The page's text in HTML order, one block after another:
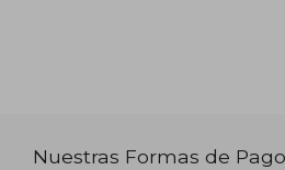
Nuestras Formas de Pago